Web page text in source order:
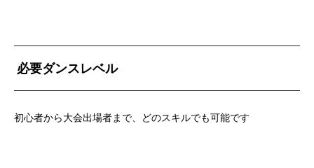
必要ダンスレベル
初心者から大会出場者まで、どのスキルでも可能です